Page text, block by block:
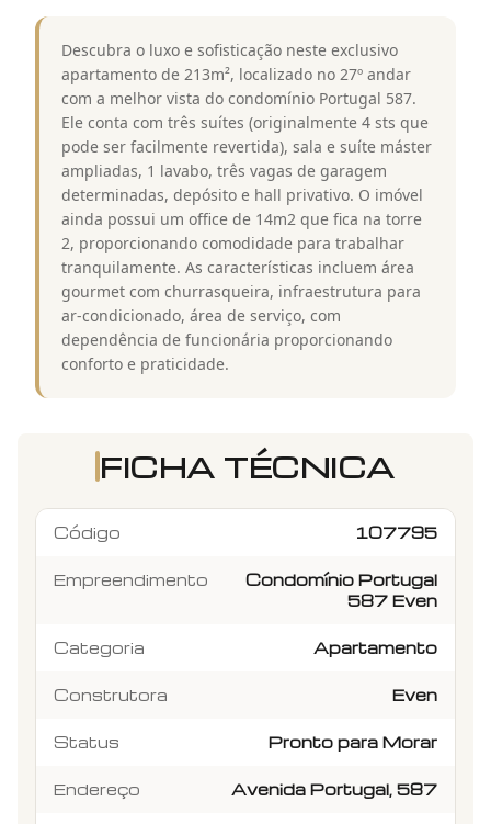
Descubra o luxo e sofisticação neste exclusivo
apartamento de 213m², localizado no 27º andar
com a melhor vista do condomínio Portugal 587.
Ele conta com três suítes (originalmente 4 sts que
pode ser facilmente revertida), sala e suíte máster
ampliadas, 1 lavabo, três vagas de garagem
determinadas, depósito e hall privativo. O imóvel
ainda possui um office de 14m2 que fica na torre
2, proporcionando comodidade para trabalhar
tranquilamente. As características incluem área
gourmet com churrasqueira, infraestrutura para
ar-condicionado, área de serviço, com
dependência de funcionária proporcionando
conforto e praticidade.
FICHA TÉCNICA
Código 107795
Empreendimento
Condomínio Portugal
587 Even
Categoria Apartamento
Construtora Even
Status Pronto para Morar
Endereço Avenida Portugal, 587